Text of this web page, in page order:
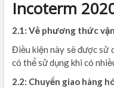
Incoterm
2.1: Về phương thức
Điều kiện này sẽ được sử
có thể sử dụng khi có
2.2: Chuyển giao hàng